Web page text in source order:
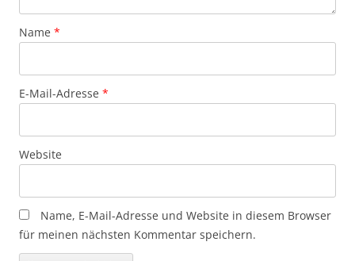
Name *
E-Mail-Adresse *
Website
Name, E-Mail-Adresse und Website in diesem Browser
für meinen nächsten Kommentar speichern.